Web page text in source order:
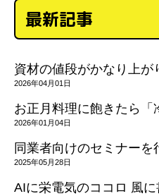
最新記事
資材の値段がかなり上が
2026年04月01日
お正月料理に飽きたら「
2026年01月04日
同業者向けのセミナーを
2025年05月28日
AIに栄電気のココロ 風